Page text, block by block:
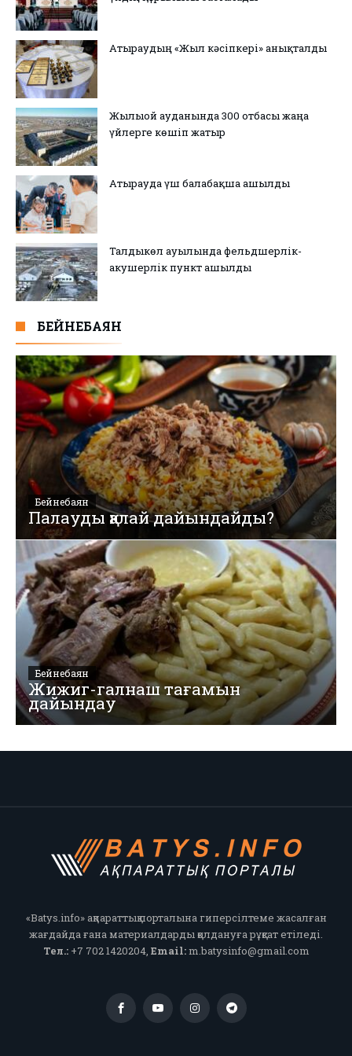
Атыраудың «Жыл кәсіпкері» анықталды
Жылыой ауданында 300 отбасы жаңа
үйлерге көшіп жатыр
Атырауда үш балабақша ашылды
Талдыкөл ауылында фельдшерлік-
акушерлік пункт ашылды
БЕЙНЕБАЯН
Бейнебаян
Палауды қалай дайындайды?
Бейнебаян
Жижиг-галнаш тағамын
дайындау
«Batys.info» ақпараттық порталына гиперсілтеме жасалған
жағдайда ғана материалдарды қолдануға рұқсат етіледі.
Тел.:+7 702 1420204, Email:m.batysinfo@gmail.com